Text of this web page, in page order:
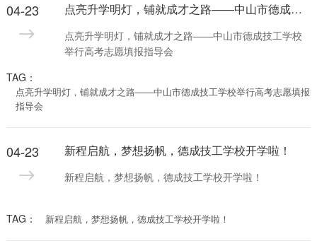
04-23 点亮升学明灯，铺就成才之路——中山市德成技工学校举行高考志愿填报指导会
点亮升学明灯，铺就成才之路——中山市德成技工学校
举行高考志愿填报指导会
TAG：
点亮升学明灯，铺就成才之路——中山市德成技工学校举行高考志愿填报
指导会
04-23 新程启航，梦想扬帆，德成技工学校开学啦！
新程启航，梦想扬帆，德成技工学校开学啦！
TAG： 新程启航，梦想扬帆，德成技工学校开学啦！